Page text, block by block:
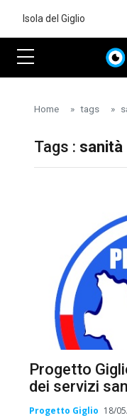
Isola del Giglio
Home tags
Tags : sanità
Progetto
dei servizi
Progetto Giglio 18/